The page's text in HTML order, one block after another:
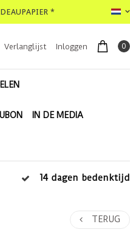
*
Verlanglijst Inloggen 0
IN DE MEDIA
14 dagen bedenktijd
TERUG